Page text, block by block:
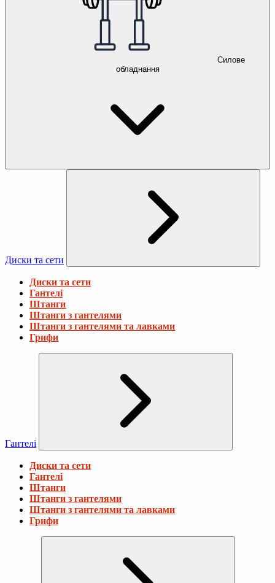
Силове
обладнання
Диски та сети
Диски та сети
Гантелі
Штанги
Штанги з гантелями
Штанги з гантелями та лавками
Грифи
Гантелі
Диски та сети
Гантелі
Штанги
Штанги з гантелями
Штанги з гантелями та лавками
Грифи